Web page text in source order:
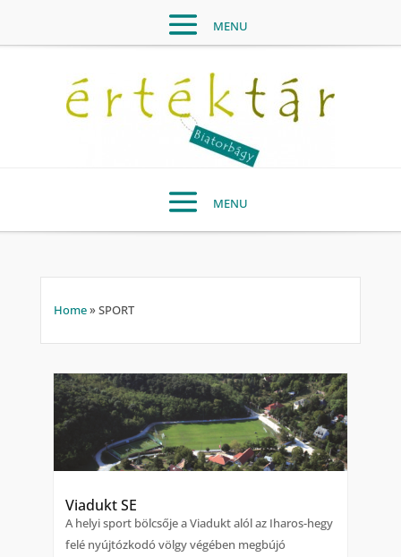
Home» SPORT
Viadukt SE
A helyi sport bölcsője a Viadukt alól az Iharos-hegy
felé nyújtózkodó völgy végében megbújó